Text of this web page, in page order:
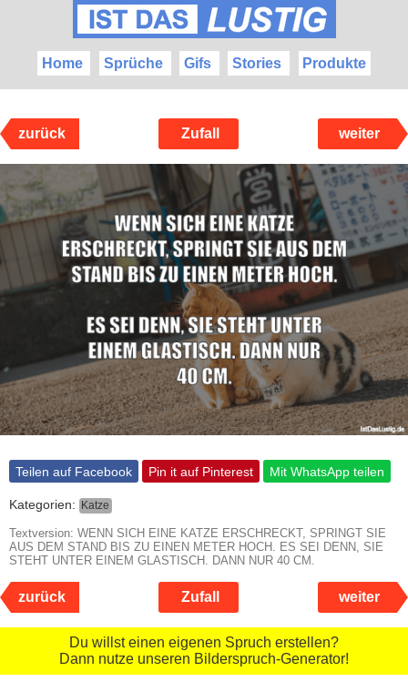
Home Sprüche Gifs Stories Produkte
zurück Zufall weiter
Teilen auf Facebook Pin it auf Pinterest Mit WhatsApp teilen
Kategorien: Katze
Textversion: WENN SICH EINE KATZE ERSCHRECKT, SPRINGT SIE
AUS DEM STAND BIS ZU EINEN METER HOCH. ES SEI DENN, SIE
STEHT UNTER EINEM GLASTISCH. DANN NUR 40 CM.
zurück Zufall weiter
Du willst einen eigenen Spruch erstellen?
Dann nutze unseren Bilderspruch-Generator!